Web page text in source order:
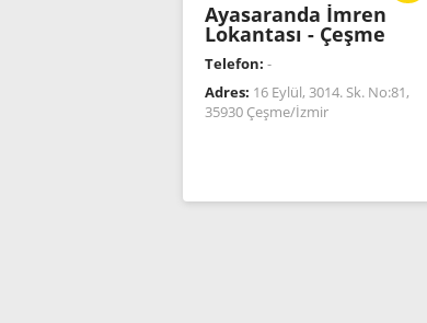
Ayasaranda İmren
Lokantası - Çeşme
Telefon: -
Adres: 16 Eylül, 3014. Sk. No:81,
35930 Çeşme/İzmir